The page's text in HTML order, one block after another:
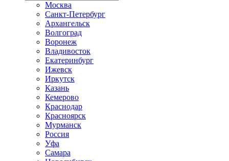
Москва
Санкт-Петербург
Архангельск
Волгоград
Воронеж
Владивосток
Екатеринбург
Ижевск
Иркутск
Казань
Кемерово
Краснодар
Красноярск
Мурманск
Россия
Уфа
Самара